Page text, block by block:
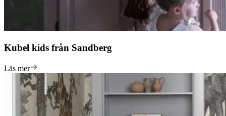
Kubel kids från Sandberg
Läs mer